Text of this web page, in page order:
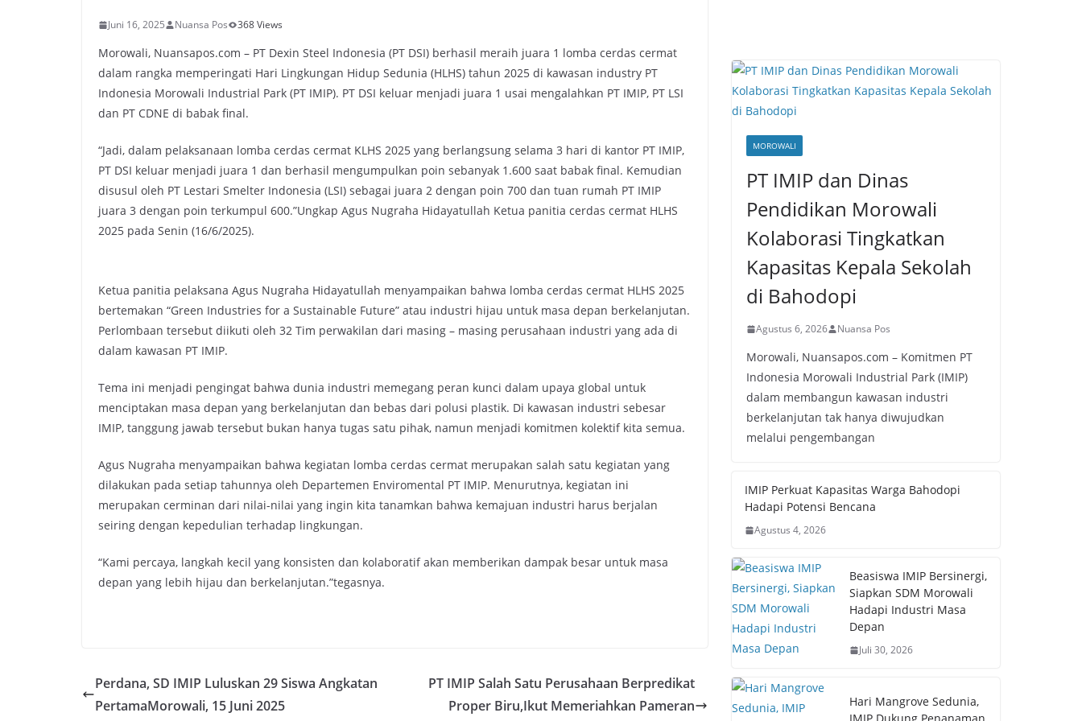
Juni 16, 2025 Nuansa Pos 368 Views
Morowali, Nuansapos.com – PT Dexin Steel Indonesia (PT DSI) berhasil meraih juara 1 lomba cerdas cermat
dalam rangka memperingati Hari Lingkungan Hidup Sedunia (HLHS) tahun 2025 di kawasan industry PT
Indonesia Morowali Industrial Park (PT IMIP). PT DSI keluar menjadi juara 1 usai mengalahkan PT IMIP, PT LSI
dan PT CDNE di babak final.
“Jadi, dalam pelaksanaan lomba cerdas cermat KLHS 2025 yang berlangsung selama 3 hari di kantor PT IMIP,
PT DSI keluar menjadi juara 1 dan berhasil mengumpulkan poin sebanyak 1.600 saat babak final. Kemudian
disusul oleh PT Lestari Smelter Indonesia (LSI) sebagai juara 2 dengan poin 700 dan tuan rumah PT IMIP
juara 3 dengan poin terkumpul 600.”Ungkap Agus Nugraha Hidayatullah Ketua panitia cerdas cermat HLHS
2025 pada Senin (16/6/2025).
Ketua panitia pelaksana Agus Nugraha Hidayatullah menyampaikan bahwa lomba cerdas cermat HLHS 2025
bertemakan “Green Industries for a Sustainable Future” atau industri hijau untuk masa depan berkelanjutan.
Perlombaan tersebut diikuti oleh 32 Tim perwakilan dari masing – masing perusahaan industri yang ada di
dalam kawasan PT IMIP.
Tema ini menjadi pengingat bahwa dunia industri memegang peran kunci dalam upaya global untuk
menciptakan masa depan yang berkelanjutan dan bebas dari polusi plastik. Di kawasan industri sebesar
IMIP, tanggung jawab tersebut bukan hanya tugas satu pihak, namun menjadi komitmen kolektif kita semua.
Agus Nugraha menyampaikan bahwa kegiatan lomba cerdas cermat merupakan salah satu kegiatan yang
dilakukan pada setiap tahunnya oleh Departemen Enviromental PT IMIP. Menurutnya, kegiatan ini
merupakan cerminan dari nilai-nilai yang ingin kita tanamkan bahwa kemajuan industri harus berjalan
seiring dengan kepedulian terhadap lingkungan.
“Kami percaya, langkah kecil yang konsisten dan kolaboratif akan memberikan dampak besar untuk masa
depan yang lebih hijau dan berkelanjutan.”tegasnya.
Perdana, SD IMIP Luluskan 29 Siswa Angkatan
PertamaMorowali, 15 Juni 2025
PT IMIP Salah Satu Perusahaan Berpredikat
Proper Biru,Ikut Memeriahkan Pameran
MOROWALI
PT IMIP dan Dinas
Pendidikan Morowali
Kolaborasi Tingkatkan
Kapasitas Kepala Sekolah
di Bahodopi
Agustus 6, 2026 Nuansa Pos
Morowali, Nuansapos.com – Komitmen PT
Indonesia Morowali Industrial Park (IMIP)
dalam membangun kawasan industri
berkelanjutan tak hanya diwujudkan
melalui pengembangan
IMIP Perkuat Kapasitas Warga Bahodopi
Hadapi Potensi Bencana
Agustus 4, 2026
Beasiswa IMIP Bersinergi,
Siapkan SDM Morowali
Hadapi Industri Masa
Depan
Juli 30, 2026
Hari Mangrove Sedunia,
IMIP Dukung Penanaman